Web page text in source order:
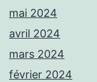
mai 2024
avril 2024
mars 2024
février 2024